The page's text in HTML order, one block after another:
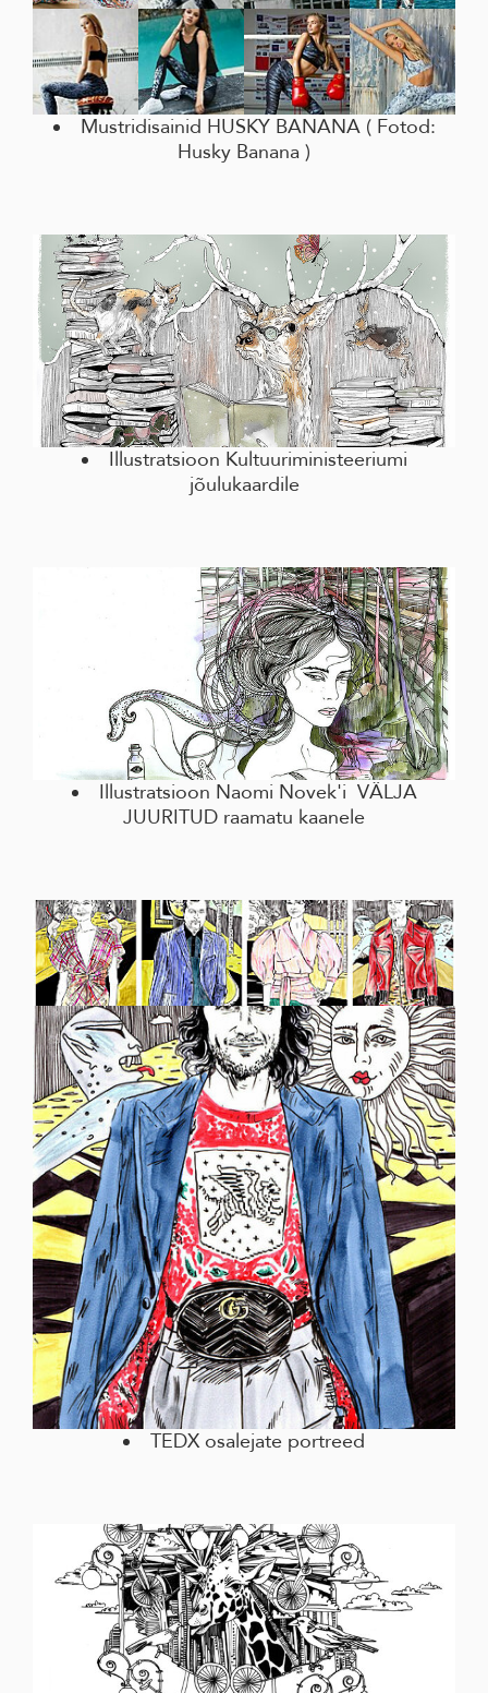
Mustridisainid HUSKY BANANA ( Fotod:
Husky Banana )
Illustratsioon Kultuuriministeeriumi
jõulukaardile
Illustratsioon Naomi Novek'i VÄLJA
JUURITUD raamatu kaanele
TEDX osalejate portreed